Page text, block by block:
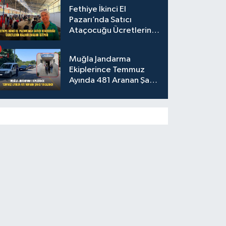
Fethiye İkinci El
Pazarı’nda Satıcı
Ataçocuğu Ücretlerin
Muğla Jandarma
Ekiplerince Temmuz
Ayında 481 Aranan Şahıs